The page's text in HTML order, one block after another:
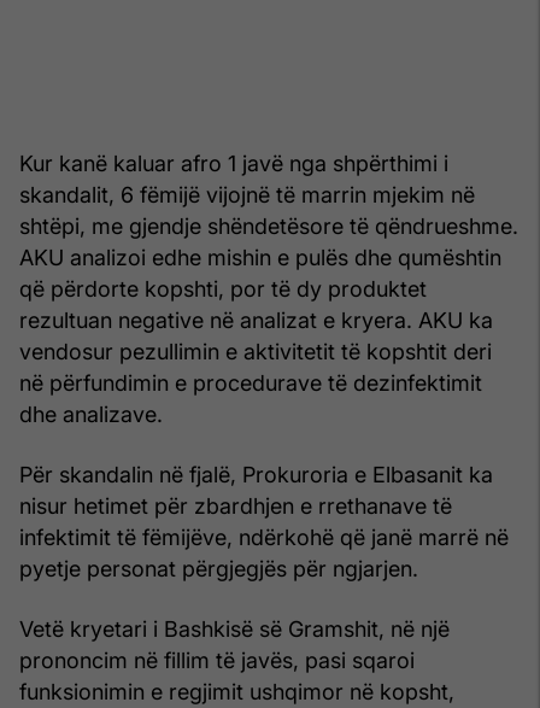
Kur kanë kaluar afro 1 javë nga shpërthimi i
skandalit, 6 fëmijë vijojnë të marrin mjekim në
shtëpi, me gjendje shëndetësore të qëndrueshme.
AKU analizoi edhe mishin e pulës dhe qumështin
që përdorte kopshti, por të dy produktet
rezultuan negative në analizat e kryera. AKU ka
vendosur pezullimin e aktivitetit të kopshtit deri
në përfundimin e procedurave të dezinfektimit
dhe analizave.
Për skandalin në fjalë, Prokuroria e Elbasanit ka
nisur hetimet për zbardhjen e rrethanave të
infektimit të fëmijëve, ndërkohë që janë marrë në
pyetje personat përgjegjës për ngjarjen.
Vetë kryetari i Bashkisë së Gramshit, në një
prononcim në fillim të javës, pasi sqaroi
funksionimin e regjimit ushqimor në kopsht,